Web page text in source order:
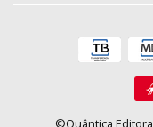
©Quântica